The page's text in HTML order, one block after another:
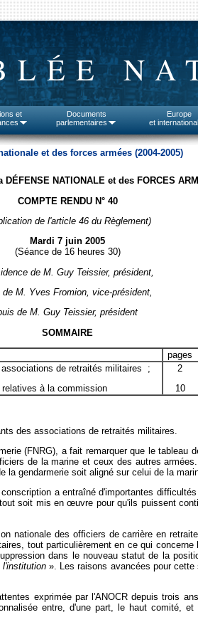
et
Documents
parlementaires
Europe
et international
et des forces armées (2004-2005)
DÉFENSE NATIONALE et des FORCES
COMPTE RENDU N° 40
de l'article 46 du Règlement)
Mardi 7 juin 2005
(Séance de 16 heures 30)
de M. Guy Teissier, président,
de M. Yves Fromion, vice-président,
de M. Guy Teissier, président
SOMMAIRE
pages
de retraités militaires ;
à la commission
2
10
des associations de retraités militaires.
(FNRG), a fait remarquer que le
de la marine et ceux des autres
la gendarmerie soit aligné sur celui de la
a entraîné d'importantes
soit mis enœuvre pour qu'ils puissent
nationale des officiers de carrière en
tout particulièrement en ce qui
dans le nouveau statut de la
l'institution». Les raisons avancées pour cette
exprimée par l'ANOCR depuis trois
entre, d'une part, le haut comité,